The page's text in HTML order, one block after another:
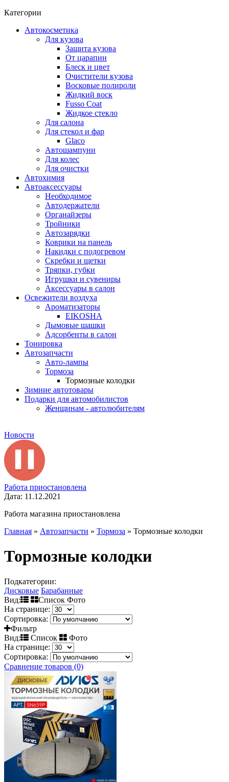
Категории
Автокосметика
Для кузова
Защита кузова
От царапин
Блеск и цвет
Очистители кузова
Восковые полироли
Жидкий воск
Fusso Coat
Жидкое стекло
Для салона
Для стекол и фар
Glaco
Автошампуни
Для колес
Для очистки
Автохимия
Автоаксессуары
Необходимое
Автодержатели
Органайзеры
Тройники
Автозарядки
Коврики на панель
Накидки с подогревом
Скребки и щетки
Тряпки, губки
Игрушки и сувениры
Аксессуары в салон
Освежители воздуха
Ароматизаторы
EIKOSHA
Дымовые шашки
Адсорбенты в салон
Тонировка
Автозапчасти
Авто-лампы
Тормоза
Тормозные колодки
Зимние автотовары
Подарки для автомобилистов
Женщинам - автолюбителям
Новости
Работа приостановлена
Дата: 11.12.2021
Работа магазина приостановлена
Главная » Автозапчасти » Тормоза » Тормозные колодки
Тормозные колодки
Подкатегории:
Дисковые Барабанные
Вид:
Список Фото
На странице:
Сортировка:
Фильтр
Вид:
Список
Фото
На странице:
Сортировка:
Сравнение товаров (0)